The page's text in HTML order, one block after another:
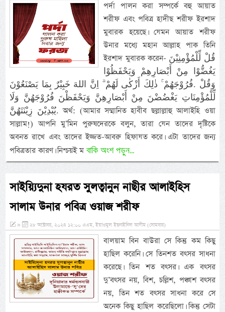
পর্দা পালন করা সম্পর্কে বহু আয়াত
শরীফ এবং পবিত্র হাদীছ শরীফ ইরশাদ
মুবারক হয়েছে। যেমন আয়াত শরীফ
উনার মধ্যে মহান আল্লাহ পাক তিনি
ইরশাদ মুবারক করেন- قُلْ لِّلْمُؤْمِنِيْنَ
يَغُضُّوْا مِنْ أَبْصَارِهِمْ وَيَحْفَظُوْا
فُرُوْجَهُمْ ۚ ذٰلِكَ أَزْكٰى لَهُمْ ۗ اِنَّ اللهَ خَبِيْرٌ بِمَا يَصْنَعُوْنَ‎. وَقُلْ
لِّلْمُؤْمِنَاتِ يَغْضُضْنَ مِنْ أَبْصَارِهِنَّ وَيَحْفَظْنَ فُرُوْجَهُنَّ وَلَا
يُبْدِيْنَ زِيْنَتَهُنَّ. অর্থ: (আমার সম্মানিত হাবীব ছল্লাল্লাহু আলাইহি ওয়া
সাল্লাম!) আপনি মু’মিন পুরুষদেরকে বলুন, তারা যেন তাদের দৃষ্টিকে
অবনত রাখে এবং তাদের ইজ্জত-আবরু হিফাযত করে। এটা তাদের জন্য
পবিত্রতার কারণ। নিশ্চয়ই মবাকি অংশ পড়ুন...
সাইয়্যিদুনা হযরত সুলত্বানুন নাছীর আলাইহিস
সালাম উনার পবিত্র ওয়াজ শরীফ
» ২৮ অক্টোবর, ২০২৪ ১২:০০ এএম, ইয়াওমুল ইছনাইনিল আযীম (সোমবার)
বালয়াম বিন বাউরা সে কিন্তু কম কিছু
হাছিল করেনি। সে তিনশত বৎসর সাধনা
করেছে। তিন শত বৎসর। এক বৎসর
দু’বৎসর নয়, বিশ, চল্লিশ, পঞ্চাশ বৎসর
নয়, তিন শত বৎসর সাধনা করে সে
অনেক কিছু হাছিল করেছিলো। কিন্তু সেটা